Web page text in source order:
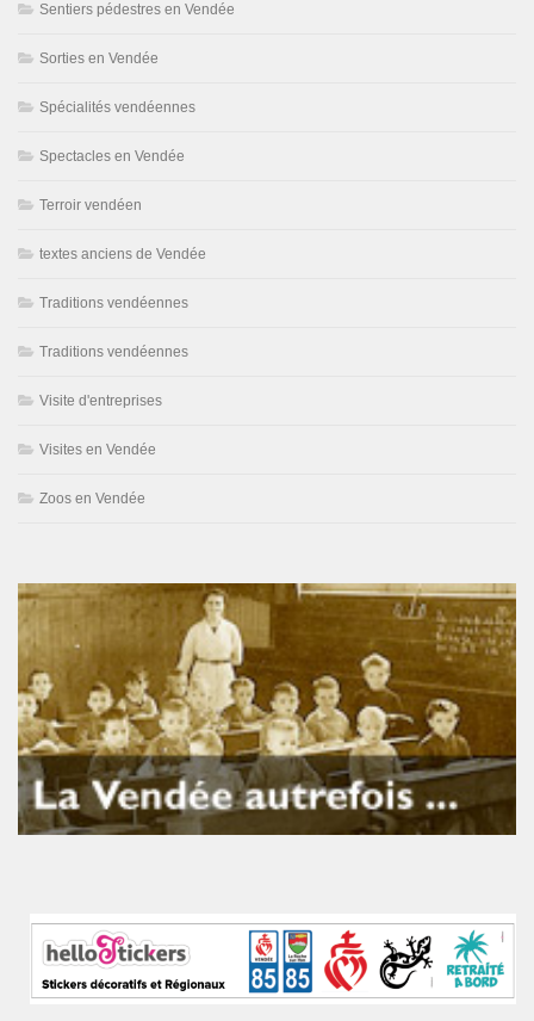
Sentiers pédestres en Vendée
Sorties en Vendée
Spécialités vendéennes
Spectacles en Vendée
Terroir vendéen
textes anciens de Vendée
Traditions vendéennes
Traditions vendéennes
Visite d'entreprises
Visites en Vendée
Zoos en Vendée